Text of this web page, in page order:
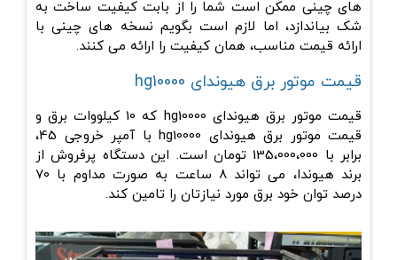
های چینی ممکن است شما را از بابت کیفیت ساخت به
شک بیاندازد، اما لازم است بگویم نسخه های چینی با
ارائه قیمت مناسب، همان کیفیت را ارائه می کنند.
قیمت موتور برق هیوندای hg10000
قیمت موتور برق هیوندای hg10000
که 10 کیلووات برق و
قیمت موتور برق هیوندای hg10000 با آمپر خروجی 45،
برابر با 135،000،000 تومان است. این دستگاه پرفروش از
برند هیوندا، می تواند 8 ساعت به صورت مداوم با 70
درصد توان خود برق مورد نیازتان را تامین کند.